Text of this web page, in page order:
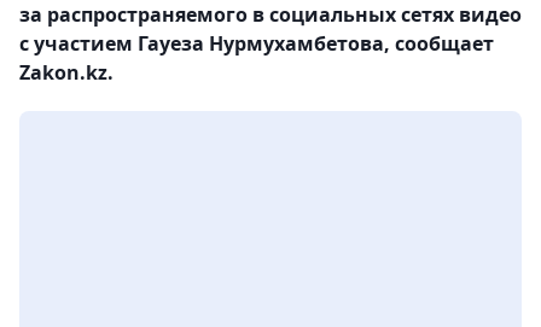
за распространяемого в социальных сетях видео
с участием Гауеза Нурмухамбетова, сообщает
Zakon.kz.